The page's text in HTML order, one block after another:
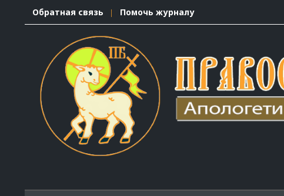
Обратная связь Помочь журналу